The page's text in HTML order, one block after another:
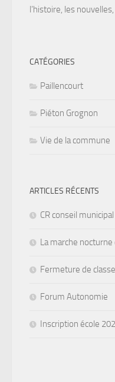
l’histoire, les
CATÉGORIES
Paillencourt
Piéton Grognon
Vie de la commune
ARTICLES RÉCENTS
CR conseil
La marche
Fermeture de classe
Forum Autonomie
Inscription école